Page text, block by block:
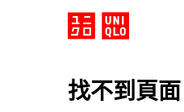
找不到頁面